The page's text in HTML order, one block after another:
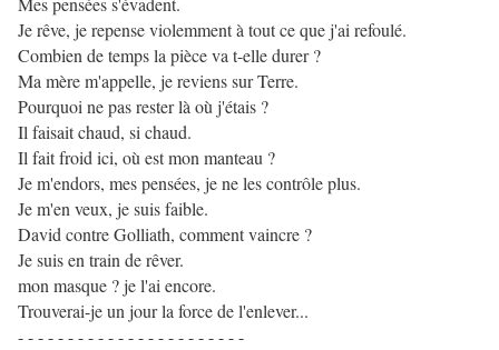
Je rêve, je repense violemment à tout ce que j'ai refoulé.
Combien de temps la pièce va t-elle durer ?
Ma mère m'appelle, je reviens sur Terre.
Pourquoi ne pas rester là où j'étais ?
Il faisait chaud, si chaud.
Il fait froid ici, où est mon manteau ?
Je m'endors, mes pensées, je ne les contrôle plus.
Je m'en veux, je suis faible.
David contre Golliath, comment vaincre ?
Je suis en train de rêver.
mon masque ? je l'ai encore.
Trouverai-je un jour la force de l'enlever...
- - - - - - - - - - - - - - - - - - - - - - -